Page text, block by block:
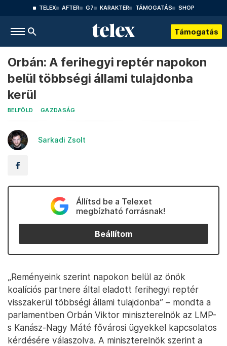
TELEX AFTER G7 KARAKTER TÁMOGATÁS SHOP
Támogatás
Orbán: A ferihegyi reptér napokon
belül többségi állami tulajdonba
kerül
BELFÖLD GAZDASÁG
Sarkadi Zsolt
Állítsd be a Telexet
megbízható forrásnak!
Beállítom
„Reményeink szerint napokon belül az önök
koalíciós partnere által eladott ferihegyi reptér
visszakerül többségi állami tulajdonba” – mondta a
parlamentben Orbán Viktor miniszterelnök az LMP-
s Kanász-Nagy Máté fővárosi ügyekkel kapcsolatos
kérdésére válaszolva. A miniszterelnök szerint a